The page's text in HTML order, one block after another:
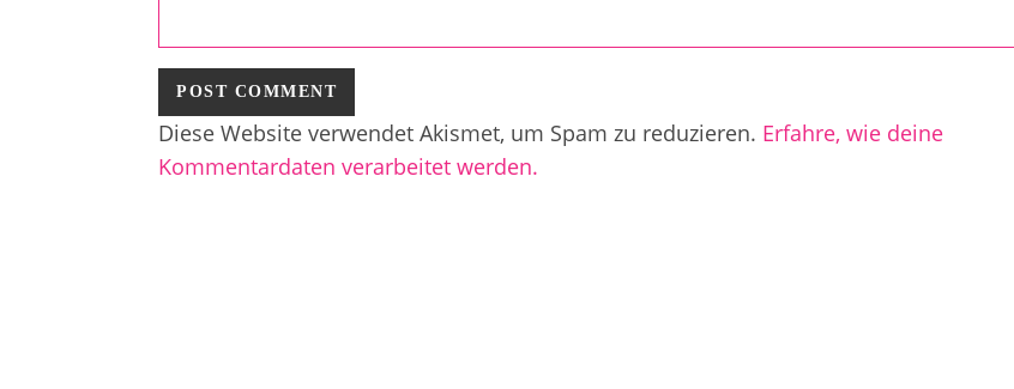
Diese Website verwendet Akismet, um Spam zu reduzieren. Erfahre, wie deine
Kommentardaten verarbeitet werden.